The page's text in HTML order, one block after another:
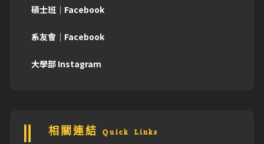
碩士班｜Facebook
系友會｜Facebook
大學部 Instagram
相關連結 Quick Links